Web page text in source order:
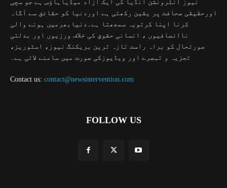
نیوز انٹرونشن انڈیا کی ایک آزاد میڈیاہاؤس ہے جو سچی
اورحقیقی صحافت پر یقین رکھتی ہے اوردنیا کو حقائق سے آگاہ
کرنا اپنا کرتویہ سمجھتا ہے۔دنیابھرمیں ہونے والی
ناانصافیوں ، انسانی حقوق کی خلاف ورزیوں اور بدلتی
صورتحال کو براہ راست تازہ ترین بریکنگ نیوز، اسٹوریز،
تجزیہ و تبصرے اور ویڈیوزکی صورت میں سامنے لاتی ہے۔
Contact us: contact@newsintervention.com
FOLLOW US